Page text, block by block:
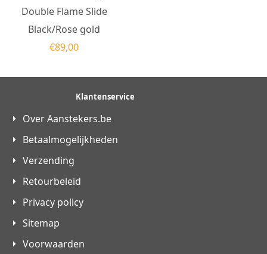
Double Flame Slide
Black/Rose gold
€89,00
Klantenservice
Over Aanstekers.be
Betaalmogelijkheden
Verzending
Retourbeleid
Privacy policy
Sitemap
Voorwaarden